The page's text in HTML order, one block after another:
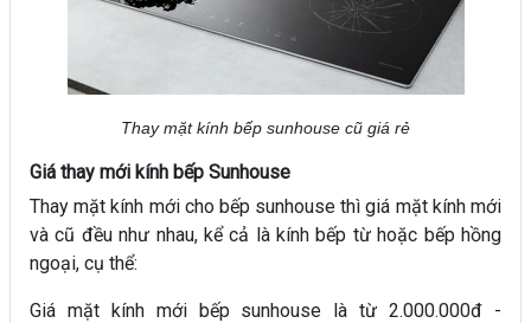
Thay mặt kính bếp sunhouse cũ giá rẻ
Giá thay mới kính bếp Sunhouse
Thay mặt kính mới cho bếp sunhouse thì giá mặt kính mới
và cũ đều như nhau, kể cả là kính bếp từ hoặc bếp hồng
ngoại, cụ thể:
Giá mặt kính mới bếp sunhouse là từ 2.000.000đ -